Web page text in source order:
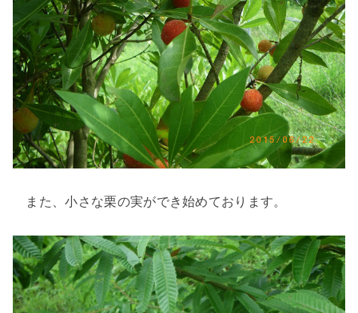
また、小さな栗の実ができ始めております。